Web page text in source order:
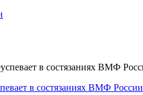
в состязаниях ВМФ России